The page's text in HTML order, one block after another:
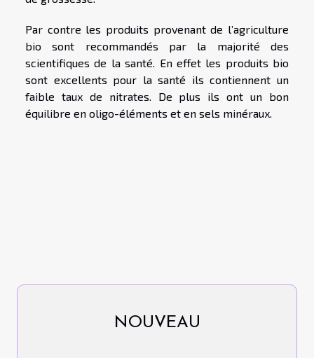
Par contre les produits provenant de l’agriculture
bio sont recommandés par la majorité des
scientifiques de la santé. En effet les produits bio
sont excellents pour la santé ils contiennent un
faible taux de nitrates. De plus ils ont un bon
équilibre en oligo-éléments et en sels minéraux.
NOUVEAU